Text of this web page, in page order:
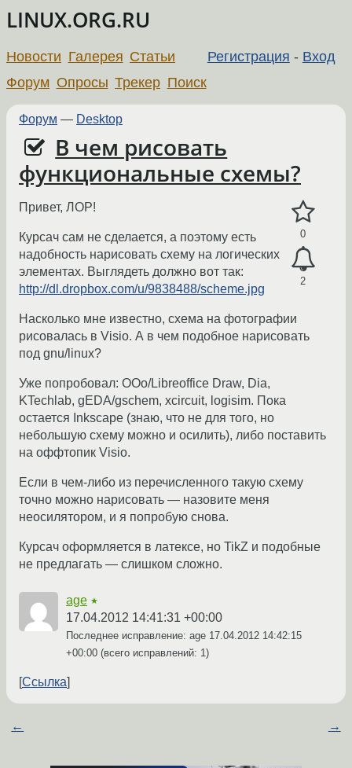
LINUX.ORG.RU
Регистрация - Вход
Новости Галерея Статьи
Форум Опросы Трекер Поиск
Форум — Desktop
В чем рисовать
функциональные схемы?
0
2
Привет, ЛОР!
Курсач сам не сделается, а поэтому есть
надобность нарисовать схему на логических
элементах. Выглядеть должно вот так:
http://dl.dropbox.com/u/9838488/scheme.jpg
Насколько мне известно, схема на фотографии
рисовалась в Visio. А в чем подобное нарисовать
под gnu/linux?
Уже попробовал: OOo/Libreoffice Draw, Dia,
KTechlab, gEDA/gschem, xcircuit, logisim. Пока
остается Inkscape (знаю, что не для того, но
небольшую схему можно и осилить), либо поставить
на оффтопик Visio.
Если в чем-либо из перечисленного такую схему
точно можно нарисовать — назовите меня
неосилятором, и я попробую снова.
Курсач оформляется в латексе, но TikZ и подобные
не предлагать — слишком сложно.
age ★
17.04.2012 14:41:31 +00:00
Последнее исправление: age 17.04.2012 14:42:15
+00:00 (всего исправлений: 1)
Ссылка
← →